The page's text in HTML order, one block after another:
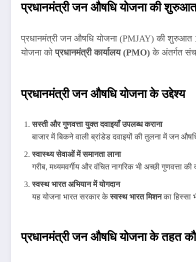
प्रधानमंत्री जन औषधि योजना की
प्रधानमंत्री जन औषधि योजना (PMJAY) की शुरुआत
योजना कोप्रधानमंत्री कार्यालय (PMO) के अंतर्गत
प्रधानमंत्री जन औषधि योजना के उद्देश्य
सस्ती और गुणवत्ता युक्त दवाइयाँ उपलब्ध कराना
बाजार में बिकने वाली ब्रांडेड दवाइयों की तुलना में जन
स्वास्थ्य सेवाओं में समानता लाना
गरीब, मध्यमवर्गीय और वंचित नागरिक भी अच्छी गुणवत्ता
स्वस्थ भारत अभियान में योगदान
यह योजना भारत सरकार केस्वस्थ भारत मिशनका हिस्सा
प्रधानमंत्री जन औषधि योजना के तहत